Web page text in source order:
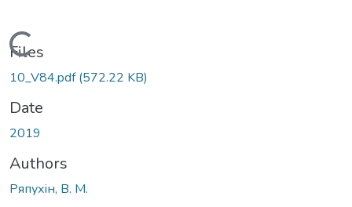
Loading...
Files
10_V84.pdf(572.22 KB)
Date
2019
Authors
Ряпухiн, В. М.